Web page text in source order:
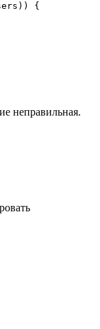
{
неправильная.